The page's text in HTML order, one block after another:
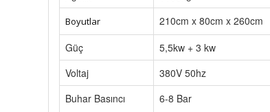
Boyutlar 210cm x 80cm x 260cm
Güç
5,5kw + 3 kw
Voltaj
380V 50hz
Buhar Basıncı
6-8 Bar